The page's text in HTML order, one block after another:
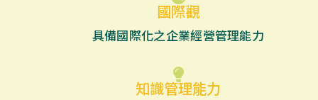
國際觀
具備國際化之企業經營管理能力
知識管理能力